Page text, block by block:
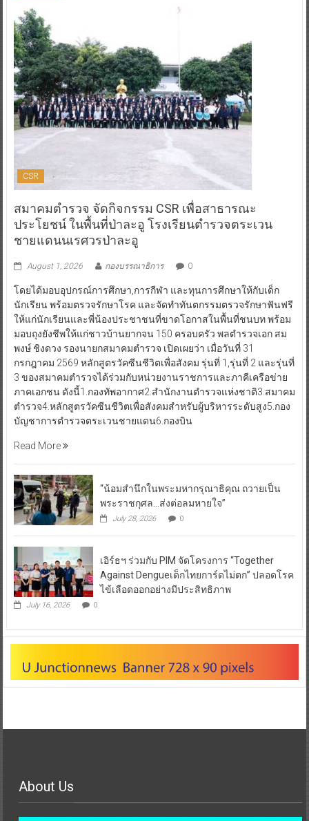
CSR
สมาคมตำรวจ จัดกิจกรรม CSR เพื่อสาธารณะ
ประโยชน์ ในพื้นที่ป่าละอู โรงเรียนตำรวจตระเวน
ชายแดนนเรศวรป่าละอู
August 1, 2026 กองบรรณาธิการ 0
โดยได้มอบอุปกรณ์การศึกษา,การกีฬา และทุนการศึกษาให้กับเด็ก
นักเรียน พร้อมตรวจรักษาโรค และจัดทำทันตกรรมตรวจรักษาฟันฟรี
ให้แก่นักเรียนและพี่น้องประชาชนที่ขาดโอกาสในพื้นที่ชนบท พร้อม
มอบถุงยังชีพให้แก่ชาวบ้านยากจน 150 ครอบครัว พลตำรวจเอก สม
พงษ์ ชิงดวง รองนายกสมาคมตำรวจ เปิดเผยว่า เมื่อวันที่ 31
กรกฎาคม 2569 หลักสูตรวัคซีนชีวิตเพื่อสังคม รุ่นที่ 1,รุ่นที่ 2 และรุ่นที่
3 ของสมาคมตำรวจได้ร่วมกับหน่วยงานราชการและภาคีเครือข่าย
ภาคเอกชน ดังนี้1.กองทัพอากาศ2.สำนักงานตำรวจแห่งชาติ3.สมาคม
ตำรวจ4.หลักสูตรวัคซีนชีวิตเพื่อสังคมสำหรับผู้บริหารระดับสูง5.กอง
บัญชาการตำรวจตระเวนชายแดน6.กองบิน
Read More
“น้อมสำนึกในพระมหากรุณาธิคุณ ถวายเป็น
พระราชกุศล…ส่งต่อลมหายใจ”
July 28, 2026 0
เอิร์ธฯ ร่วมกับ PIM จัดโครงการ “Together
Against Dengueเด็กไทยการ์ดไม่ตก” ปลอดโรค
ไข้เลือดออกอย่างมีประสิทธิภาพ
July 16, 2026 0
About Us